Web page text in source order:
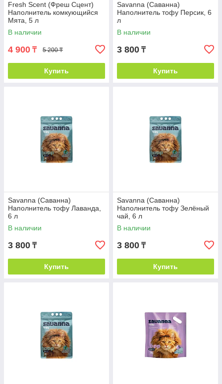
Fresh Scent (Фреш Сцент)
Наполнитель комкующийся
Мята, 5 л
В наличии
4 900 ₸ 5 200 ₸
Купить
Savanna (Саванна)
Наполнитель тофу Персик, 6
л
В наличии
3 800 ₸
Купить
Savanna (Саванна)
Наполнитель тофу Лаванда,
6 л
В наличии
3 800 ₸
Купить
Savanna (Саванна)
Наполнитель тофу Зелёный
чай, 6 л
В наличии
3 800 ₸
Купить